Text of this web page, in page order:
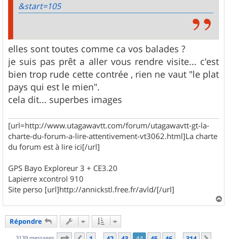
&start=105
elles sont toutes comme ca vos balades ?
je suis pas prêt a aller vous rendre visite... c'est
bien trop rude cette contrée , rien ne vaut "le plat
pays qui est le mien".
cela dit... superbes images
[url=http://www.utagawavtt.com/forum/utagawavtt-gt-la-
charte-du-forum-a-lire-attentivement-vt3062.html]La charte
du forum est à lire ici[/url]
GPS Bayo Exploreur 3 + CE3.20
Lapierre xcontrol 910
Site perso [url]http://annickstl.free.fr/avld/[/url]
a
Répondre